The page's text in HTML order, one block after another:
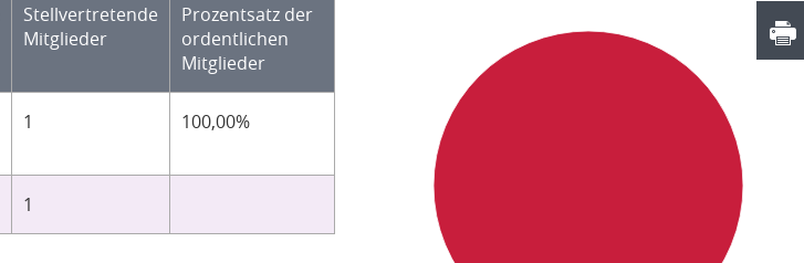
Stellvertretende
Mitglieder
Prozentsatz der
ordentlichen
Mitglieder
1 100,00%
1